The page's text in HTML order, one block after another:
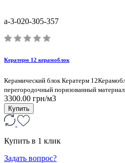
a-3-020-305-357
Кератерм 12 керамоблок
Керамический блок Кератерм
перегородочный поризованный
3300.00 грн/м3
Купить
Купить в 1 клик
Задать вопрос?